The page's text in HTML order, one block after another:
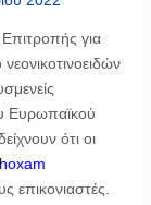
για
Ευρωπαϊκού
ότι οι
επικονιαστές.